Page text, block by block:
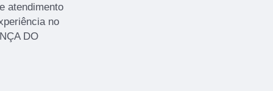
atendimento
no
DO